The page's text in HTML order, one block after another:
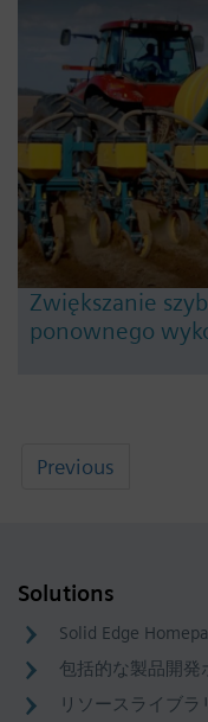
Zwiększanie
ponownego
Previous
Solutions
Solid Edge
包括的な製品開発
リソースライブラ